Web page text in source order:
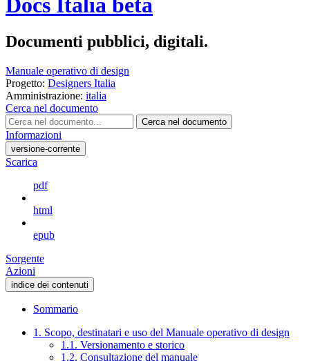
Documenti pubblici, digitali.
Manuale operativo di design
Progetto: Designers Italia
Amministrazione: italia
Cerca nel documento
Cerca nel documento
Informazioni
versione-corrente
Scarica
pdf
html
epub
Sorgente
Azioni
indice dei contenuti
Sommario
1. Scopo, destinatari e uso del Manuale operativo di design
1.1. Versionamento e storico
1.2. Consultazione del manuale